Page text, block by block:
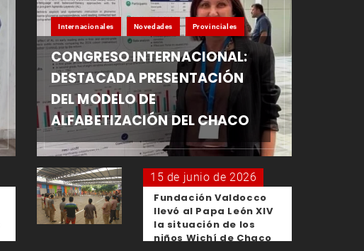
Internacionales Novedades Provinciales
CONGRESO INTERNACIONAL:
DESTACADA PRESENTACIÓN
DEL MODELO DE
ALFABETIZACIÓN DEL CHACO
15 de junio de 2026
Fundación Valdocco
llevó al Papa León XIV
la situación de los
niños Wichí de Chaco